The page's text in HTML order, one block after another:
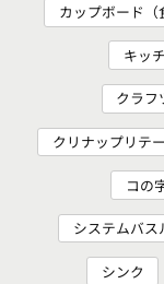
カップボード（
キッ
クラフ
クリナップリテ
コの
システムバス
シンク